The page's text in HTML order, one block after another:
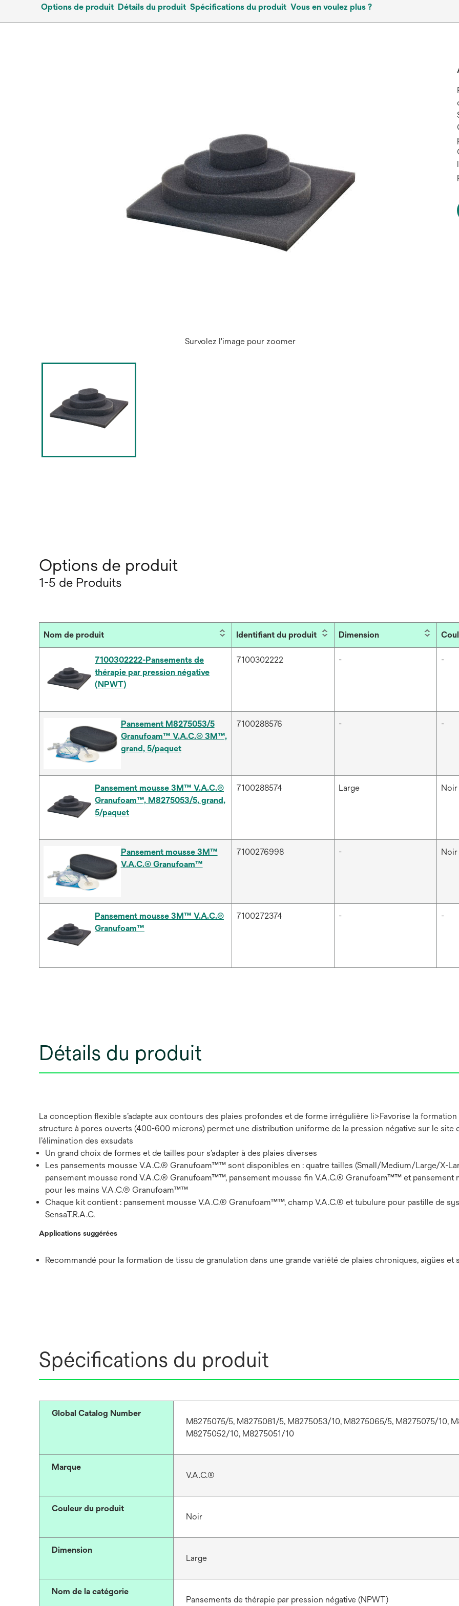
Options de produit Détails du produit Spécifications du produit Vous en voulez plus ?
Survolez l'image pour zoomer
Options de produit
1-5 de Produits
Nom de produit Identifiant du produit Dimension
7100302222-Pansements de
thérapie par pression négative
(NPWT)
7100302222 - -
Pansement M8275053/5
Granufoam™ V.A.C.® 3M™,
grand, 5/paquet
7100288576 - -
Pansement mousse 3M™ V.A.C.®
Granufoam™, M8275053/5, grand,
5/paquet
7100288574 Large Noir
Pansement mousse 3M™
V.A.C.® Granufoam™
7100276998 - Noir
Pansement mousse 3M™ V.A.C.®
Granufoam™
7100272374 - -
Détails du produit
La conception flexible s’adapte aux contours des plaies profondes et de forme irrégulière li>Favorise la
structure à pores ouverts (400-600 microns) permet une distribution uniforme de la pression négative sur le
l’élimination des exsudats
Un grand choix de formes et de tailles pour s’adapter à des plaies diverses
Les pansements mousse V.A.C.® Granufoam™™ sont disponibles en : quatre tailles (Small/Medium/Large/X-
pansement mousse rond V.A.C.® Granufoam™™, pansement mousse fin V.A.C.® Granufoam™™ et pansement
pour les mains V.A.C.® Granufoam™™
Chaque kit contient : pansement mousse V.A.C.® Granufoam™™, champ V.A.C.® et tubulure pour pastille de
SensaT.R.A.C.
Applications suggérées
Recommandé pour la formation de tissu de granulation dans une grande variété de plaies chroniques, aigües et
Spécifications du produit
Global Catalog Number
M8275075/5, M8275081/5, M8275053/10, M8275065/5, M8275075/10,
M8275052/10, M8275051/10
Marque
V.A.C.®
Couleur du produit
Noir
Dimension
Large
Nom de la catégorie
Pansements de thérapie par pression négative (NPWT)